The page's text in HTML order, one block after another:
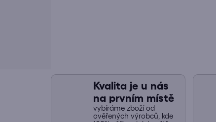
Kvalita je u nás
na prvním místě
vybíráme zboží od
ověřených výrobců, kde